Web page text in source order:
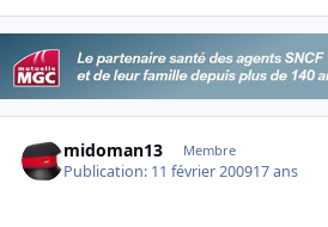
midoman13 Membre
Publication: 11 février 200917 ans